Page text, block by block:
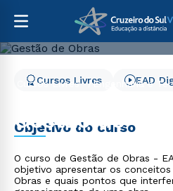
Cursos Livres
Engenharia e
Gestão de
Cursos Livres EAD
Objetivo do curso
O curso de Gestão de Obras -
objetivo apresentar os
Obras e quais pontos que